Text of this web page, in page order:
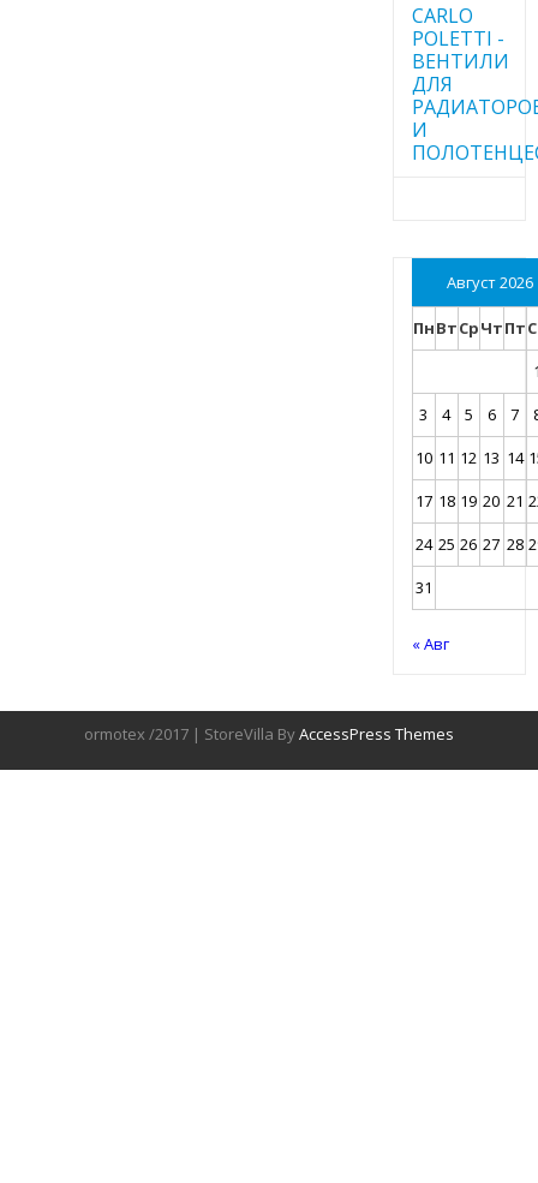
CARLO
POLETTI -
ВЕНТИЛИ
ДЛЯ
И
Август 2026
ПнВтСрЧтПт
3
4 5 6 7
10 11 12 13 14
17 18 19 20 21
24 25 26 27 28
31
« Авг
ormotex /2017 | StoreVilla ByAccessPress Themes